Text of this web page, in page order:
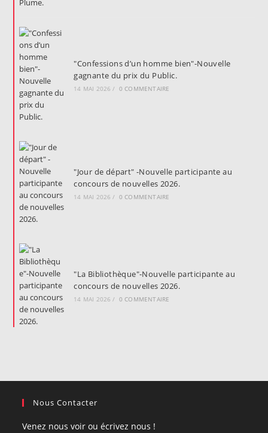
"Confessions d’un homme bien"-Nouvelle
gagnante du prix du Public.
14 MAI 2026 / 0 COMMENTAIRE
"Jour de départ" -Nouvelle participante au
concours de nouvelles 2026.
14 MAI 2026 / 0 COMMENTAIRE
"La Bibliothèque"-Nouvelle participante au
concours de nouvelles 2026.
14 MAI 2026 / 0 COMMENTAIRE
Nous Contacter
Venez nous voir ou écrivez nous !